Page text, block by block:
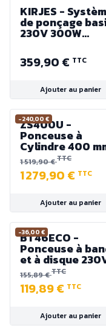
KIRJES -
de ponçage
230V 300W
double sortie
d'arbre
359,90 € TTC
Ajouter au panier
-240,00 €
ZS400U -
Ponceuse à
Cylindre 400
Puissance 2250
1 519,90 €TTC
1 279,90 € TTC
Ajouter au panier
-36,00 €
BT46ECO -
Ponceuse à
et à disque
350 W
155,89 €TTC
119,89 € TTC
Ajouter au panier